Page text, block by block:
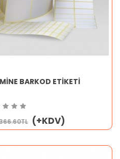
BARKOD ETİKETİ
(+KDV)